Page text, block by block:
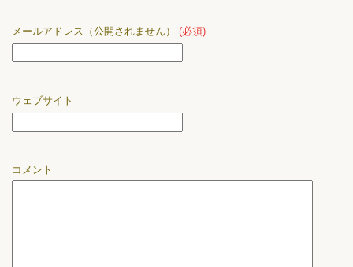
メールアドレス（公開されません） (必須)
ウェブサイト
コメント